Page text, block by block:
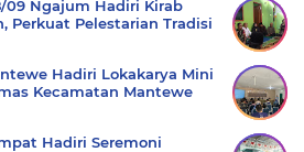
09 Ngajum Hadiri Kirab
Perkuat Pelestarian Tradisi
Hadiri Lokakarya Mini
Kecamatan Mantewe
Hadiri Seremoni